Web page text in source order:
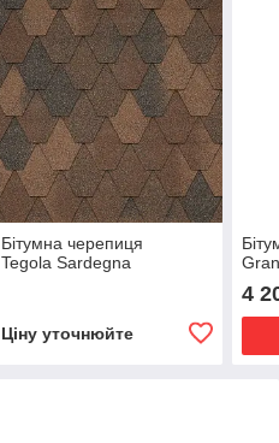
Бітумна черепиця
Tegola Sardegna
Ціну уточнюйте
4